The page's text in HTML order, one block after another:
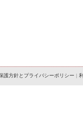
護方針とプライバシーポリシー |